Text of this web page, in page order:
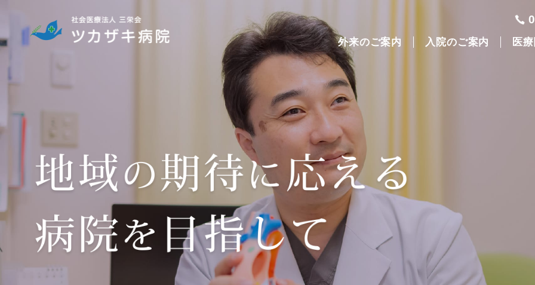
外来のご案内 入院のご案内 医